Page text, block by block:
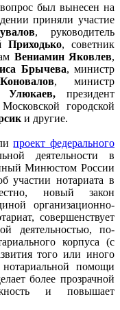
был вынесен на
приняли участие
, руководитель
Приходько, советник
Вениамин Яковлев,
Брычева, министр
, министр
Улюкаев, президент
Московской городской
и другие.
проект федерального
деятельности в
Минюстом России
участии нотариата в
новый закон
организационно-
совершенствует
деятельностью, по-
корпуса (с
того или иного
нотариальной помощи
более прозрачной
и повышает